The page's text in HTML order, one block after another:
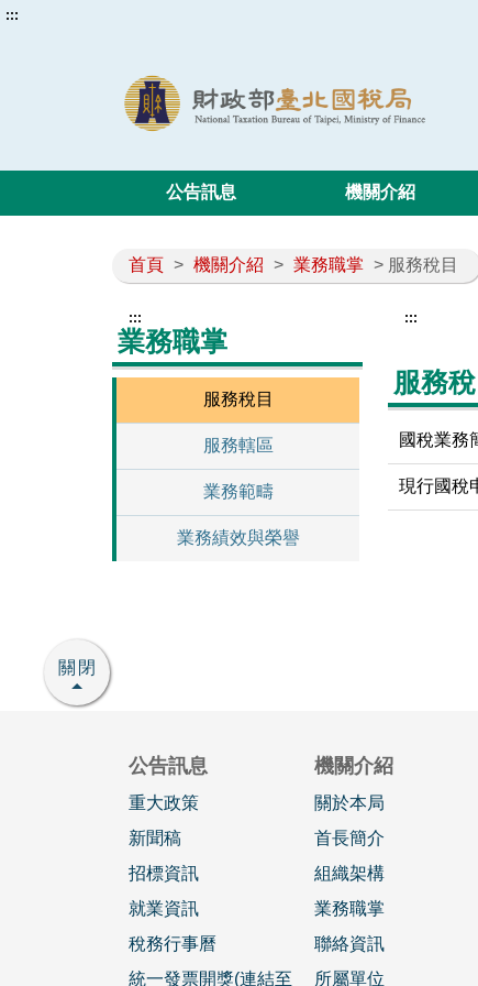
:::
公告訊息 機關介紹
首頁 > 機關介紹 > 業務職掌 > 服務稅目
:::
業務職掌
服務稅目
服務轄區
業務範疇
業務績效與榮譽
:::
服務稅
國稅業務
現行國稅
關閉
公告訊息
重大政策
新聞稿
招標資訊
就業資訊
稅務行事曆
統一發票開獎(連結至
機關介紹
關於本局
首長簡介
組織架構
業務職掌
聯絡資訊
所屬單位